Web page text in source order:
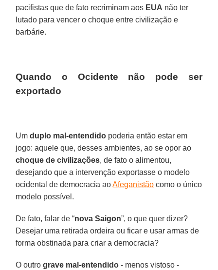
pacifistas que de fato recriminam aos EUA não ter
lutado para vencer o choque entre civilização e
barbárie.
Quando o Ocidente não pode ser
exportado
Umduplo mal-entendido poderia então estar em
jogo: aquele que, desses ambientes, ao se opor ao
choque de civilizações, de fato o alimentou,
desejando que a intervenção exportasse o modelo
ocidental de democracia aoAfeganistão como o único
modelo possível.
De fato, falar de “nova Saigon”, o que quer dizer?
Desejar uma retirada ordeira ou ficar e usar armas de
forma obstinada para criar a democracia?
O outrograve mal-entendido - menos vistoso -